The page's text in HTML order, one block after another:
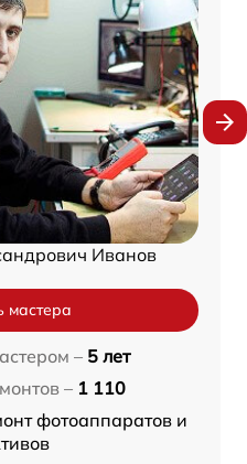
Иванов
мастера
– 5 лет
– 1 110
фотоаппаратов и